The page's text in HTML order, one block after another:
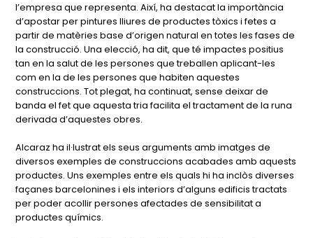
l’empresa que representa. Així, ha destacat la importància
d’apostar per pintures lliures de productes tòxics i fetes a
partir de matèries base d’origen natural en totes les fases de
la construcció. Una elecció, ha dit, que té impactes positius
tan en la salut de les persones que treballen aplicant-les
com en la de les persones que habiten aquestes
construccions. Tot plegat, ha continuat, sense deixar de
banda el fet que aquesta tria facilita el tractament de la runa
derivada d’aquestes obres.
Alcaraz ha il·lustrat els seus arguments amb imatges de
diversos exemples de construccions acabades amb aquests
productes. Uns exemples entre els quals hi ha inclòs diverses
façanes barcelonines i els interiors d’alguns edificis tractats
per poder acollir persones afectades de sensibilitat a
productes químics.